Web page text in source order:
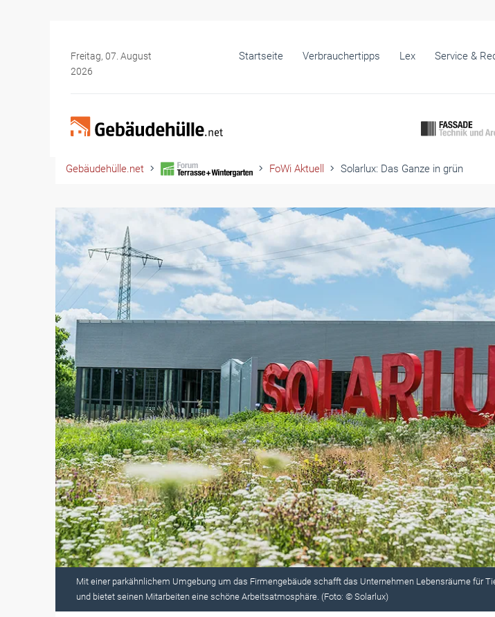
Freitag, 07. August
2026
Startseite Verbrauchertipps Lex Service &
Gebäudehülle.net FoWi Aktuell Solarlux: Das Ganze in grün
Mit einer parkähnlichem Umgebung um das Firmengebäude schafft das Unternehmen Lebensräume für
und bietet seinen Mitarbeiten eine schöne Arbeitsatmosphäre. (Foto: © Solarlux)